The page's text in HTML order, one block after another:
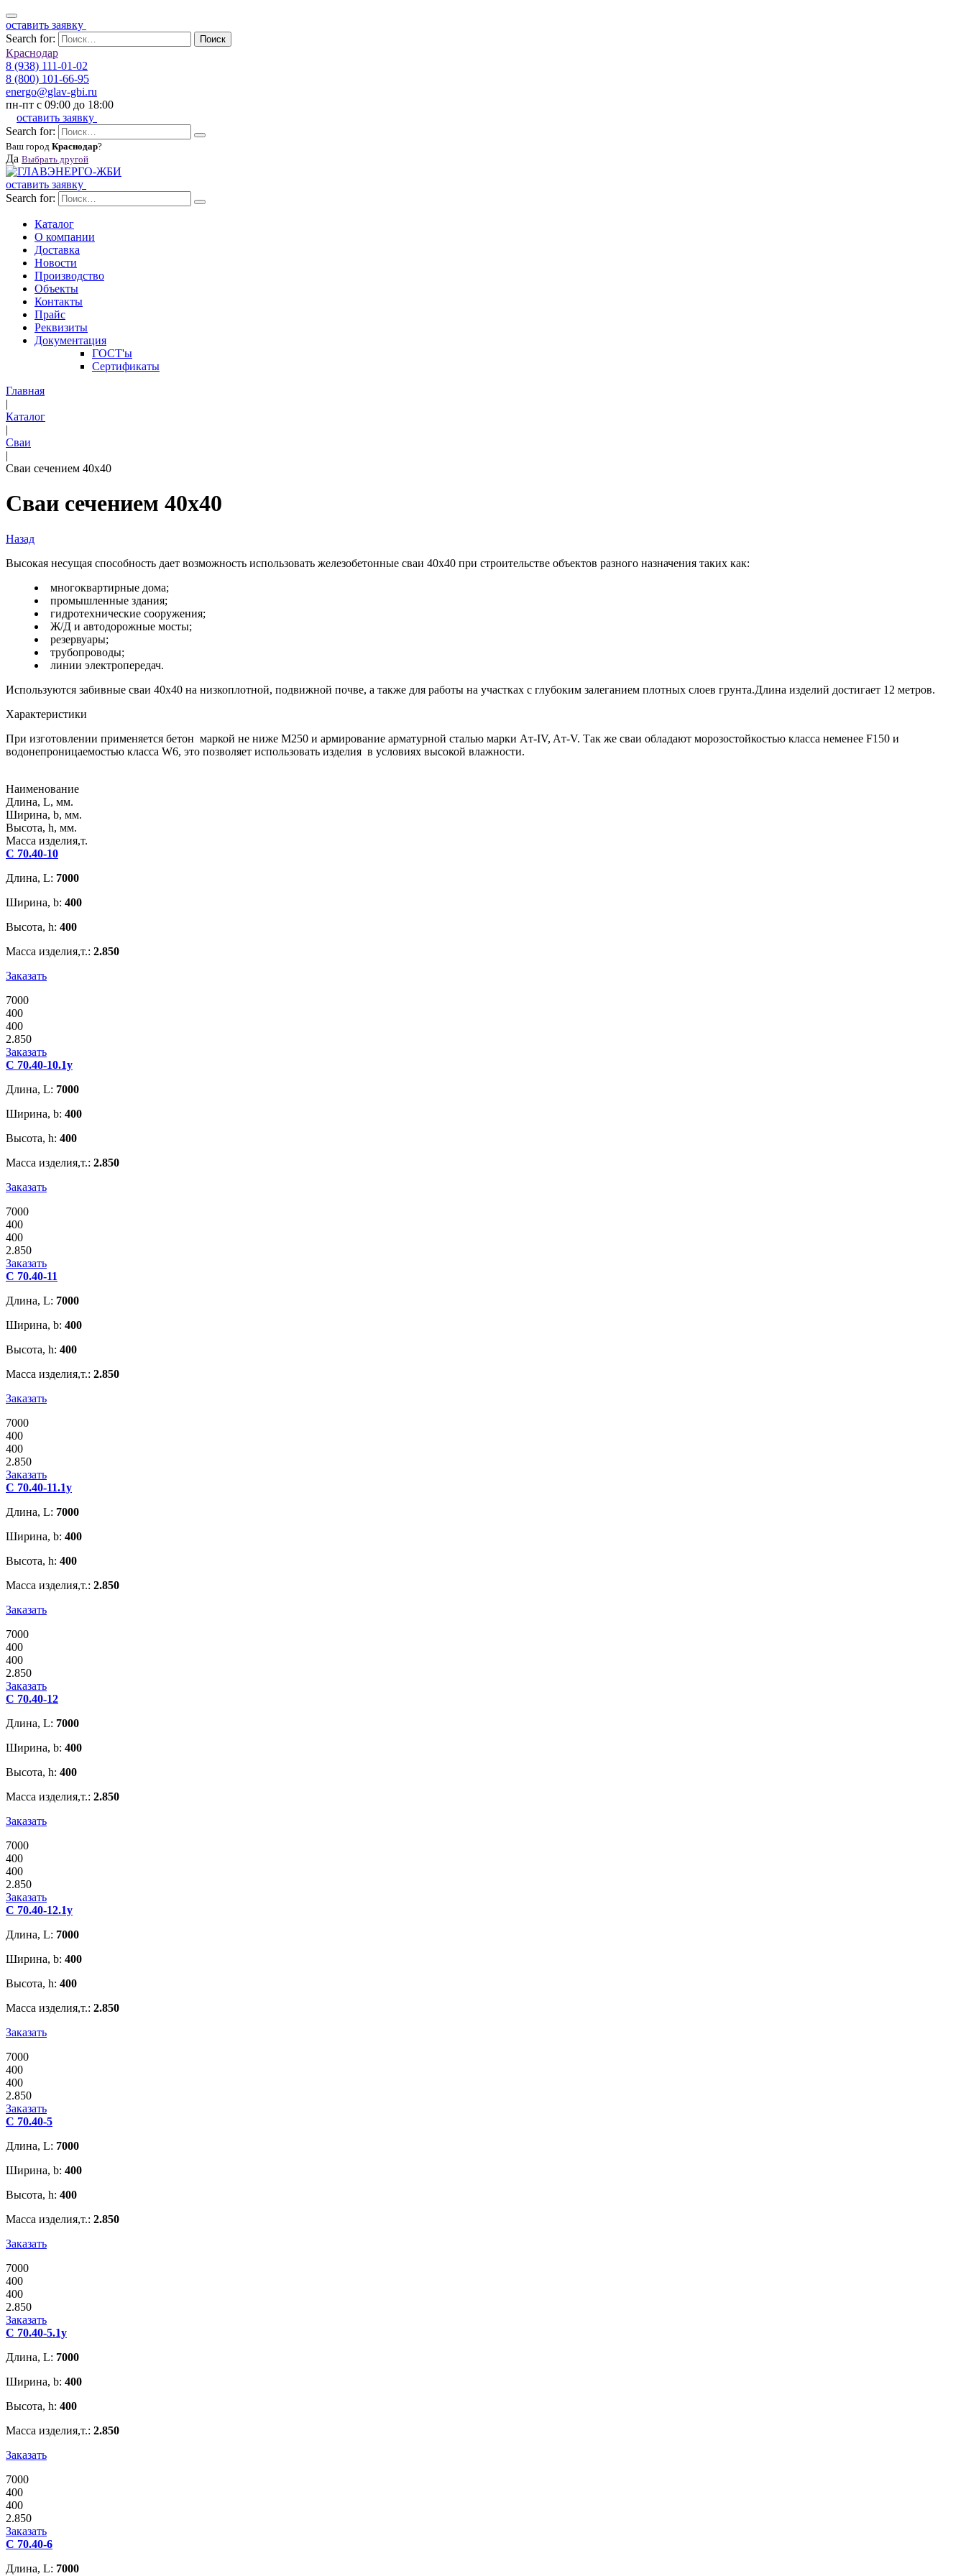
оставить заявку
Search for:
Поиск
Краснодар
8 (938) 111-01-02
8 (800) 101-66-95
energo@glav-gbi.ru
пн-пт с 09:00 до 18:00
оставить заявку
Search for:
Ваш город Краснодар?
Да Выбрать другой
оставить заявку
Search for:
Каталог
О компании
Доставка
Новости
Производство
Объекты
Контакты
Прайс
Реквизиты
Документация
ГОСТ'ы
Сертификаты
Главная
|
Каталог
|
Сваи
|
Сваи сечением 40х40
Сваи сечением 40х40
Назад
Высокая несущая способность дает возможность использовать железобетонные сваи 40х40 при строительстве объектов разного назначения таких как:
многоквартирные дома;
промышленные здания;
гидротехнические сооружения;
Ж/Д и автодорожные мосты;
резервуары;
трубопроводы;
линии электропередач.
Используются забивные сваи 40х40 на низкоплотной, подвижной почве, а также для работы на участках с глубоким залеганием плотных слоев грунта.Длина изделий достигает 12 метров.
Характеристики
При изготовлении применяется бетон маркой не ниже М250 и армирование арматурной сталью марки Aт-IV, Aт-V. Так же сваи обладают морозостойкостью класса неменее F150 и
водонепроницаемостью класса W6, это позволяет использовать изделия в условиях высокой влажности.
Наименование
Длина, L, мм.
Ширина, b, мм.
Высота, h, мм.
Масса изделия,т.
С 70.40-10
Длина, L: 7000
Ширина, b: 400
Высота, h: 400
Масса изделия,т.: 2.850
Заказать
7000
400
400
2.850
Заказать
С 70.40-10.1у
Длина, L: 7000
Ширина, b: 400
Высота, h: 400
Масса изделия,т.: 2.850
Заказать
7000
400
400
2.850
Заказать
С 70.40-11
Длина, L: 7000
Ширина, b: 400
Высота, h: 400
Масса изделия,т.: 2.850
Заказать
7000
400
400
2.850
Заказать
С 70.40-11.1у
Длина, L: 7000
Ширина, b: 400
Высота, h: 400
Масса изделия,т.: 2.850
Заказать
7000
400
400
2.850
Заказать
С 70.40-12
Длина, L: 7000
Ширина, b: 400
Высота, h: 400
Масса изделия,т.: 2.850
Заказать
7000
400
400
2.850
Заказать
С 70.40-12.1у
Длина, L: 7000
Ширина, b: 400
Высота, h: 400
Масса изделия,т.: 2.850
Заказать
7000
400
400
2.850
Заказать
С 70.40-5
Длина, L: 7000
Ширина, b: 400
Высота, h: 400
Масса изделия,т.: 2.850
Заказать
7000
400
400
2.850
Заказать
С 70.40-5.1у
Длина, L: 7000
Ширина, b: 400
Высота, h: 400
Масса изделия,т.: 2.850
Заказать
7000
400
400
2.850
Заказать
С 70.40-6
Длина, L: 7000